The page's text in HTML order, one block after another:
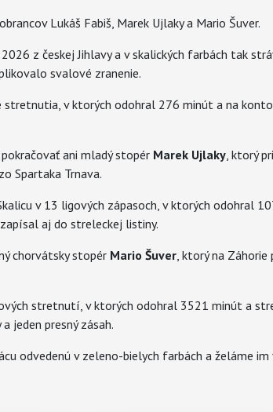
Lukáš Fabiš, Marek Ujlaky a Mario Šuver.
z českej Jihlavy a v skalických farbách tak
svalové zranenie.
stretnutia, v ktorých odohral 276 minút a na
ani mladý stopér Marek Ujlaky, ktorý
Spartaka Trnava.
v 13 ligových zápasoch, v ktorých odohral
aj do streleckej listiny.
chorvátsky stopér Mario Šuver, ktorý na Záhorie
stretnutí, v ktorých odohral 3521 minút a
jeden presný zásah.
odvedenú v zeleno-bielych farbách a želáme